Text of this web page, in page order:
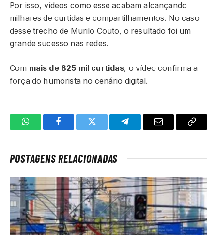
Por isso, vídeos como esse acabam alcançando
milhares de curtidas e compartilhamentos. No caso
desse trecho de Murilo Couto, o resultado foi um
grande sucesso nas redes.
Com mais de 825 mil curtidas, o vídeo confirma a
força do humorista no cenário digital.
WhatsAppFacebookTwitter TelegramaE-
Copiar
POSTAGENS RELACIONADAS